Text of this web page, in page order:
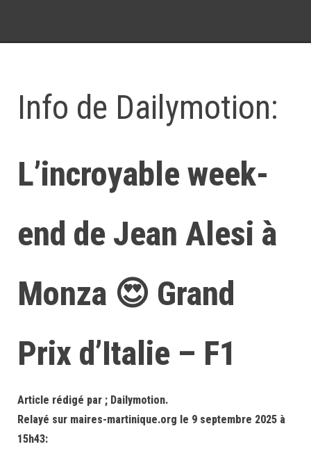
Info de Dailymotion:
L’incroyable week-
end de Jean Alesi à
Monza 😍 Grand
Prix d’Italie – F1
Article rédigé par ; Dailymotion.
Relayé sur maires-martinique.org le 9 septembre 2025 à
15h43: